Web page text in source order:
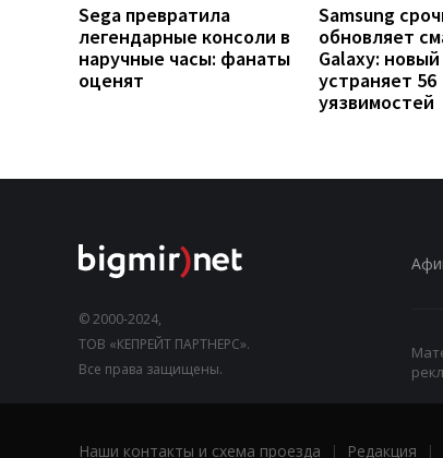
Sega превратила
легендарные консоли в
наручные часы: фанаты
оценят
Samsung
обновляет
Galaxy:
устраняет 56
уязвимостей
© 2000-2024,
ТОВ «КЕПРЕЙТ ПАРТНЕРС».
Все права защищены.
Наши контакты и схема проезда | Редакция |